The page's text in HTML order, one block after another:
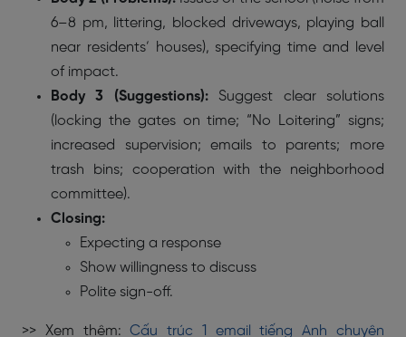
6–8 pm, littering, blocked driveways, playing ball
near residents’ houses), specifying time and level
of impact.
Body 3 (Suggestions):Suggest clear solutions
(locking the gates on time; “No Loitering” signs;
increased supervision; emails to parents; more
trash bins; cooperation with the neighborhood
committee).
Closing:
Expecting a response
Show willingness to discuss
Polite sign-off.
>> Xem thêm:Cấu trúc 1 email tiếng Anh chuyên